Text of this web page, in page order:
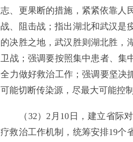
志、更果断的措施，紧紧依靠人
战、阻击战；指出湖北和武汉是
的决胜之地，武汉胜则湖北胜，
卫战；强调要按照集中患者、集
全力做好救治工作；强调要坚决
可能切断传染源，尽最大可能控
（32）2月10日，建立省际对
疗救治工作机制，统筹安排19个